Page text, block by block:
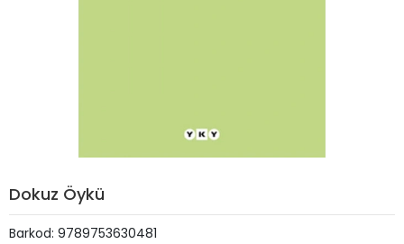
Dokuz Öykü
Barkod: 9789753630481